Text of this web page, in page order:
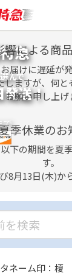
急
選んで
発送！
で
による商
届けに遅延が
しますが、何と
お願い申し上げ
季休業のお
下の期間を夏
す。
8月13日(木)か
ネーム印：榎